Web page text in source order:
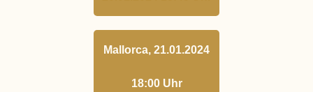
Mallorca, 21.01.2024
18:00 Uhr